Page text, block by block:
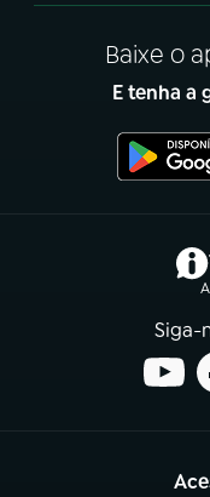
Baixe o
E tenha a
Siga-